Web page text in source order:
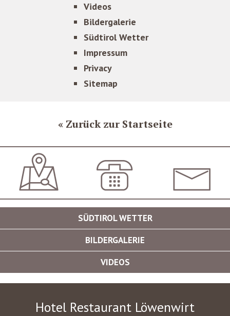
Videos
Bildergalerie
Südtirol Wetter
Impressum
Privacy
Sitemap
Zurück zur Startseite
ANFAHRT +39 0473 561420
SÜDTIROL WETTER
BILDERGALERIE
VIDEOS
Hotel Restaurant Löwenwirt